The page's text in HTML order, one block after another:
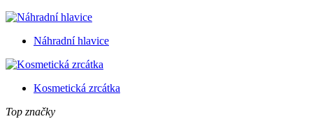
Náhradní hlavice
Kosmetická zrcátka
Top značky